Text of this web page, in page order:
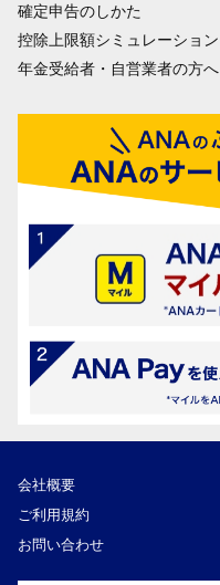
確定申告のしかた
控除上限額シミュレーション
年金受給者・自営業者の方へ
会社概要
ご利用規約
お問い合わせ